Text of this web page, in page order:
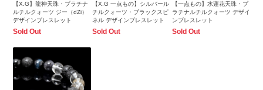
【X.G】龍神天珠・プラチナ
ルチルクォーツ ジー（dZi）
デザインブレスレット
Sold Out
【X.G 一点もの】シルバール
チルクォーツ・ブラックスピ
ネル デザインブレスレット
Sold Out
【一点もの】水蓮花天珠・プ
ラチナルチルクォーツ デザイ
ンブレスレット
Sold Out